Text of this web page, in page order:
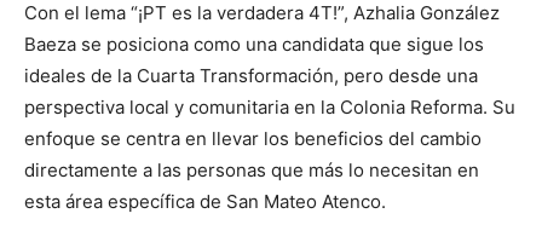
Con el lema “¡PT es la verdadera 4T!”, Azhalia González
Baeza se posiciona como una candidata que sigue los
ideales de la Cuarta Transformación, pero desde una
perspectiva local y comunitaria en la Colonia Reforma. Su
enfoque se centra en llevar los beneficios del cambio
directamente a las personas que más lo necesitan en
esta área específica de San Mateo Atenco.